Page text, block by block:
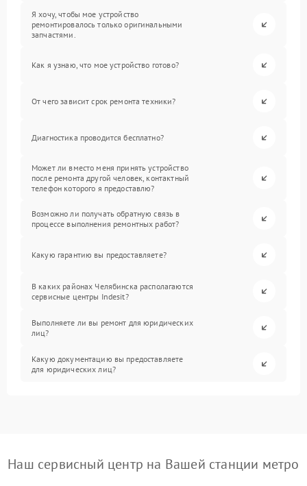
Я хочу, чтобы мое устройство
ремонтировалось только оригинальными
запчастями.
Как я узнаю, что мое устройство готово?
От чего зависит срок ремонта техники?
Диагностика проводится бесплатно?
Может ли вместо меня принять устройство
после ремонта другой человек, контактный
телефон которого я предоставлю?
Возможно ли получать обратную связь в
процессе выполнения ремонтных работ?
Какую гарантию вы предоставляете?
В каких районах Челябинска располагаются
сервисные центры Indesit?
Выполняете ли вы ремонт для юридических
лиц?
Какую документацию вы предоставляете
для юридических лиц?
Наш сервисный центр на Вашей станции метро